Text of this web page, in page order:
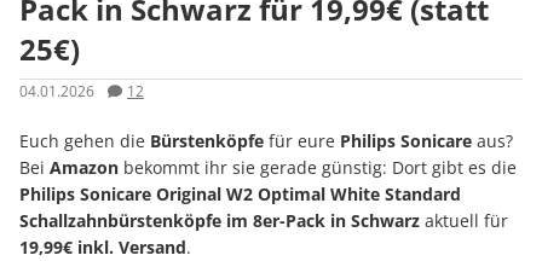
Pack in Schwarz für 19,99€ (statt
25€)
04.01.2026 12
Euch gehen die Bürstenköpfe für eure Philips Sonicare aus?
Bei Amazon bekommt ihr sie gerade günstig: Dort gibt es die
Philips Sonicare Original W2 Optimal White Standard
Schallzahnbürstenköpfe im 8er-Pack in Schwarz aktuell für
19,99€ inkl. Versand.